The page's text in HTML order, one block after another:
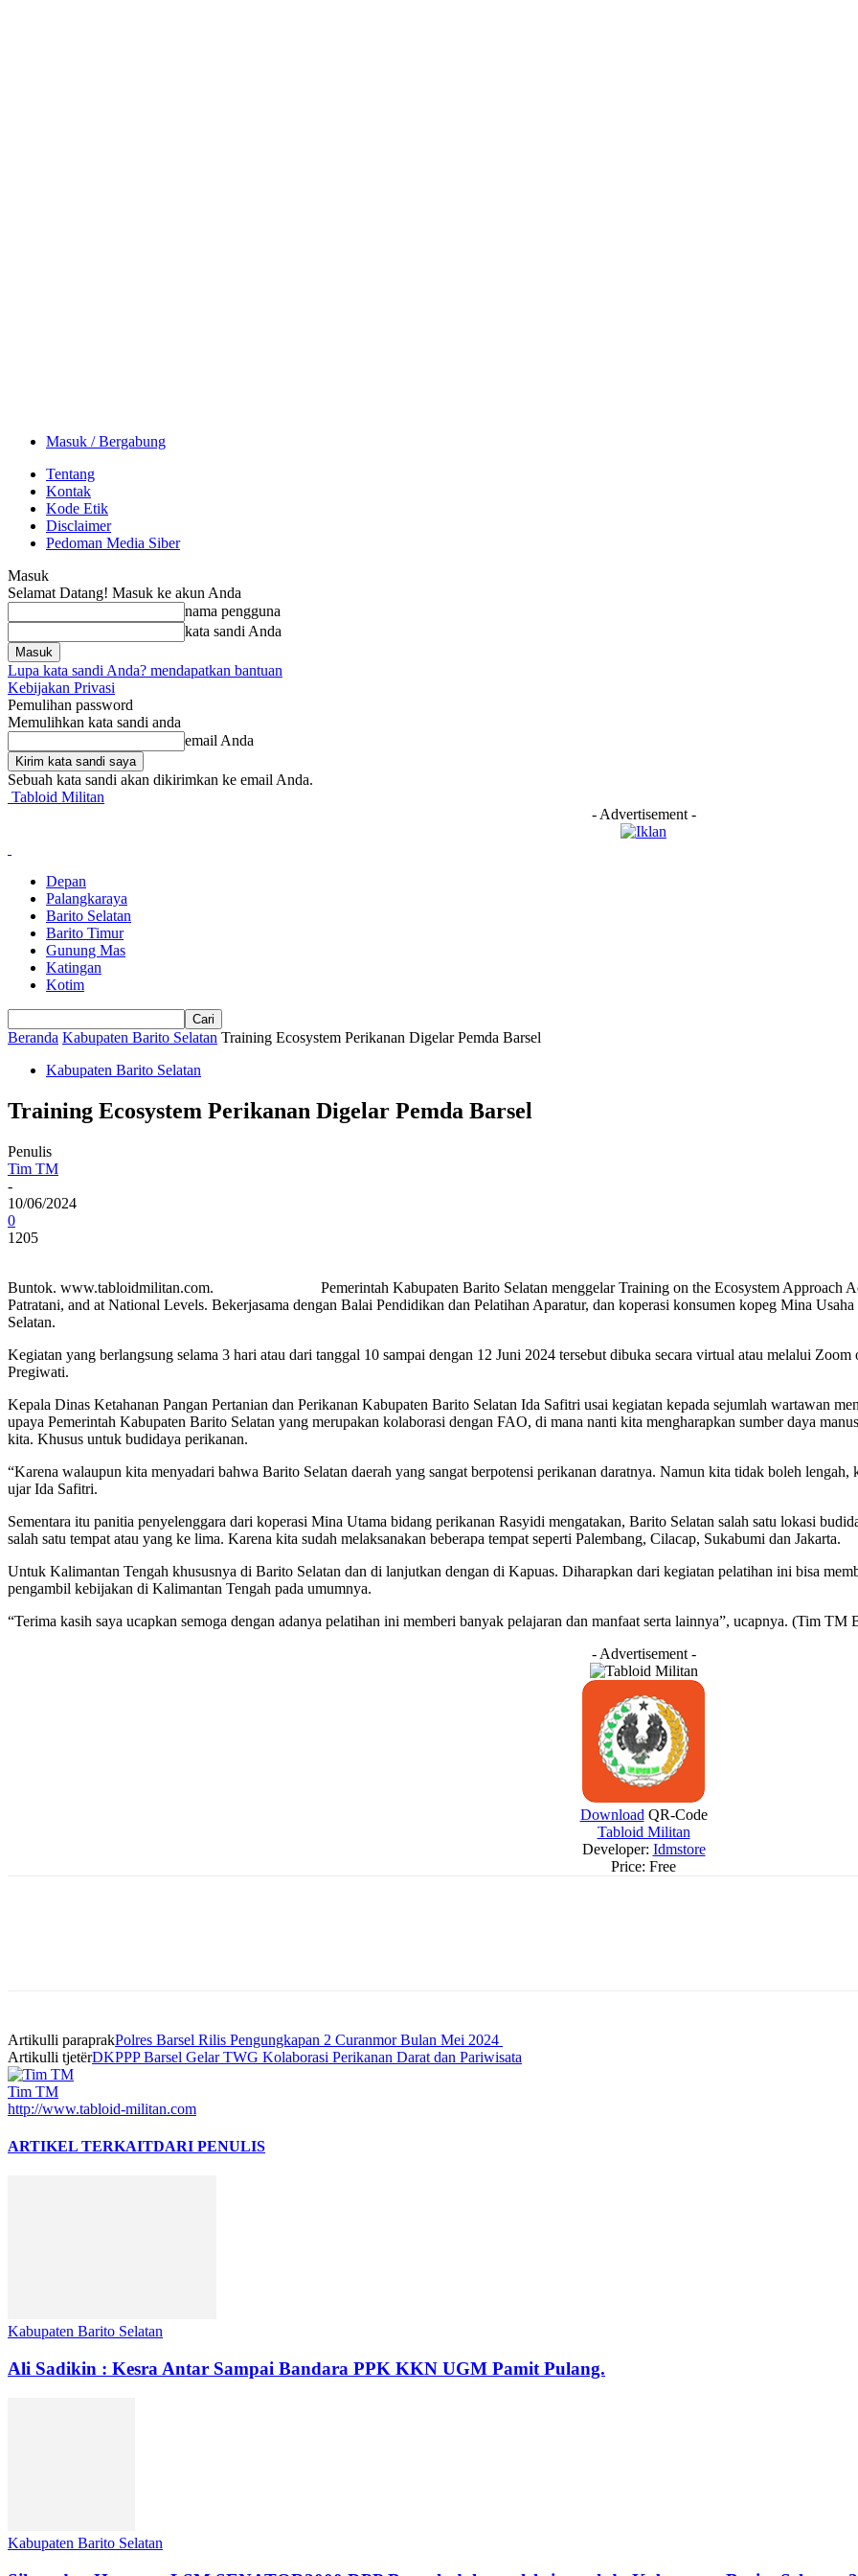
Masuk / Bergabung
Tentang
Kontak
Kode Etik
Disclaimer
Pedoman Media Siber
Masuk
Selamat Datang! Masuk ke akun Anda
nama pengguna
kata sandi Anda
Lupa kata sandi Anda? mendapatkan bantuan
Kebijakan Privasi
Pemulihan password
Memulihkan kata sandi anda
email Anda
Sebuah kata sandi akan dikirimkan ke email Anda.
Tabloid Militan
- Advertisement -
Depan
Palangkaraya
Barito Selatan
Barito Timur
Gunung Mas
Katingan
Kotim
Beranda Kabupaten Barito Selatan Training Ecosystem Perikanan Digelar Pemda Barsel
Kabupaten Barito Selatan
Training Ecosystem Perikanan Digelar Pemda Barsel
Penulis
Tim TM
-
10/06/2024
0
1205
Buntok. www.tabloidmilitan.com. Pemerintah Kabupaten Barito Selatan menggelar Training on the Ecosystem Approach
Patratani, and at National Levels. Bekerjasama dengan Balai Pendidikan dan Pelatihan Aparatur, dan koperasi konsumen kopeg Mina
Selatan.
Kegiatan yang berlangsung selama 3 hari atau dari tanggal 10 sampai dengan 12 Juni 2024 tersebut dibuka secara virtual atau melalui
Pregiwati.
Kepala Dinas Ketahanan Pangan Pertanian dan Perikanan Kabupaten Barito Selatan Ida Safitri usai kegiatan kepada sejumlah wartawan
upaya Pemerintah Kabupaten Barito Selatan yang merupakan kolaborasi dengan FAO, di mana nanti kita mengharapkan sumber daya
kita. Khusus untuk budidaya perikanan.
“Karena walaupun kita menyadari bahwa Barito Selatan daerah yang sangat berpotensi perikanan daratnya. Namun kita tidak boleh
ujar Ida Safitri.
Sementara itu panitia penyelenggara dari koperasi Mina Utama bidang perikanan Rasyidi mengatakan, Barito Selatan salah satu lokasi
salah satu tempat atau yang ke lima. Karena kita sudah melaksanakan beberapa tempat seperti Palembang, Cilacap, Sukabumi dan Jakarta.
Untuk Kalimantan Tengah khususnya di Barito Selatan dan di lanjutkan dengan di Kapuas. Diharapkan dari kegiatan pelatihan ini bisa
pengambil kebijakan di Kalimantan Tengah pada umumnya.
“Terima kasih saya ucapkan semoga dengan adanya pelatihan ini memberi banyak pelajaran dan manfaat serta lainnya”, ucapnya. (Tim TM
- Advertisement -
Download QR-Code
Tabloid Militan
Developer: Idmstore
Price: Free
Artikulli paraprakPolres Barsel Rilis Pengungkapan 2 Curanmor Bulan Mei 2024
Artikulli tjetërDKPPP Barsel Gelar TWG Kolaborasi Perikanan Darat dan Pariwisata
Tim TM
http://www.tabloid-militan.com
ARTIKEL TERKAITDARI PENULIS
Kabupaten Barito Selatan
Ali Sadikin : Kesra Antar Sampai Bandara PPK KKN UGM Pamit Pulang.
Kabupaten Barito Selatan